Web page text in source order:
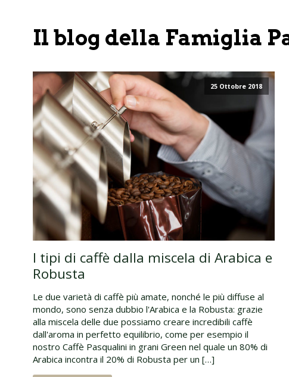
Il blog della Famiglia
25 Ottobre 2018
I tipi di caffè dalla miscela di Arabica e
Robusta
Le due varietà di caffè più amate, nonché le più diffuse al
mondo, sono senza dubbio l'Arabica e la Robusta: grazie
alla miscela delle due possiamo creare incredibili caffè
dall'aroma in perfetto equilibrio, come per esempio il
nostro Caffè Pasqualini in grani Green nel quale un 80% di
Arabica incontra il 20% di Robusta per un […]